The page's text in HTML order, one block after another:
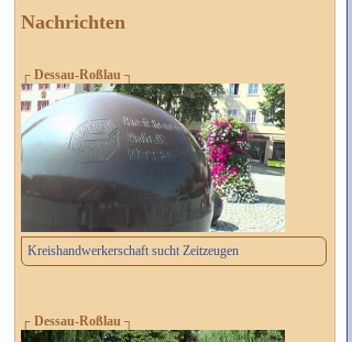
Nachrichten
┌ Dessau-Roßlau ┐
Kreishandwerkerschaft sucht Zeitzeugen
┌ Dessau-Roßlau ┐